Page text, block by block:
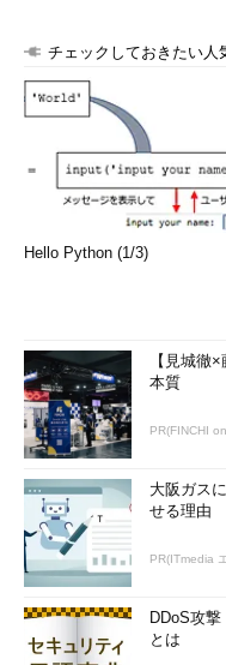
る。
なお正確には、ウォレッ
っている」といった情
金された」というトラン
BTCを全てトランザクシ
「3 BTC入金された」と
ば、ウォレットには3
Bitcoinのトランザクショ
指定したBitcoinアドレス
った指示のことである。
ーザーが同意すれば、
示すればよい。送金先が
に相手（のBitcoinアドレ
チェックしておきたい人
Hello Python (1/3)
【見城徹
本質
PR(FINCHI
大阪ガス
せる理由
PR(ITmedia
DDoS攻
とは